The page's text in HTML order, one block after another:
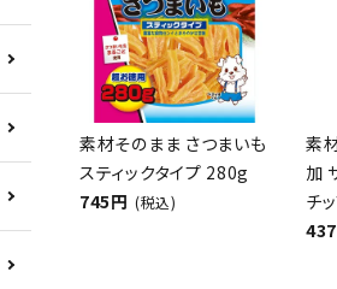
素材そのまま さつまいも
スティックタイプ 280g
745円 (税込)
素
加
チ